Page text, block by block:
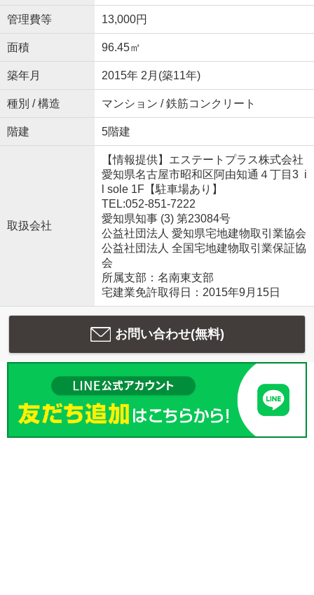
管理費等 13,000円
面積 96.45㎡
築年月 2015年 2月(築11年)
種別 / 構造 マンション / 鉄筋コンクリート
階建 5階建
取扱会社
【情報提供】エステートプラス株式会社
愛知県名古屋市昭和区阿由知通４丁目3 i
l sole 1F【駐車場あり】
TEL:052-851-7222
愛知県知事 (3) 第23084号
公益社団法人 愛知県宅地建物取引業協会
公益社団法人 全国宅地建物取引業保証協
会
所属支部：名南東支部
宅建業免許取得日：2015年9月15日
お問い合わせ(無料)